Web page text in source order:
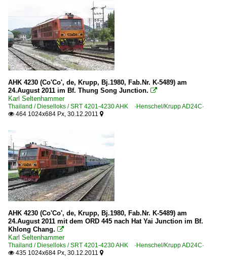
AHK 4230 (Co'Co', de, Krupp, Bj.1980, Fab.Nr. K-5489) am
24.August 2011 im Bf. Thung Song Junction. 
Karl Seltenhammer
Thailand / Dieselloks / SRT 4201-4230 AHK ·Henschel/Krupp AD24C·
 464 1024x684 Px, 30.12.2011 
AHK 4230 (Co'Co', de, Krupp, Bj.1980, Fab.Nr. K-5489) am
24.August 2011 mit dem ORD 445 nach Hat Yai Junction im Bf.
Khlong Chang. 
Karl Seltenhammer
Thailand / Dieselloks / SRT 4201-4230 AHK ·Henschel/Krupp AD24C·
 435 1024x684 Px, 30.12.2011 